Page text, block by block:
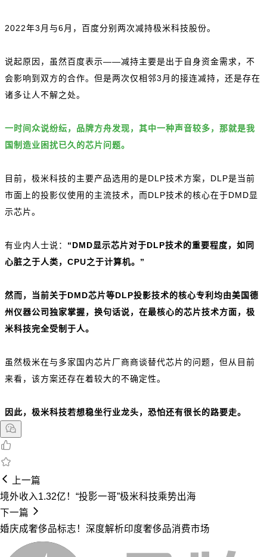
2022年3月与6月，百度分别两次减持极米科技股份。
说起原因，虽然百度表示——减持主要是出于自身资金需求，不
会影响到双方的合作。但是两次仅相邻3月的接连减持，还是存在
诸多让人不解之处。
一时间众说纷纭，品牌方舟发现，其中一种声音较多，那就是我
国制造业困扰已久的芯片问题。
目前，极米科技的主要产品选用的是DLP技术方案，DLP是当前
市面上的投影仪使用的主流技术，而DLP技术的核心在于DMD显
示芯片。
有业内人士说： “DMD显示芯片对于DLP技术的重要程度，如同
心脏之于人类，CPU之于计算机。”
然而，当前关于DMD芯片等DLP投影技术的核心专利均由美国德
州仪器公司独家掌握，换句话说，在最核心的芯片技术方面，极
米科技完全受制于人。
虽然极米在与多家国内芯片厂商商谈替代芯片的问题，但从目前
来看，该方案还存在着较大的不确定性。
因此，极米科技若想稳坐行业龙头，恐怕还有很长的路要走。
上一篇
境外收入1.32亿！“投影一哥”极米科技乘势出海
下一篇
婚庆成奢侈品标志！深度解析印度奢侈品消费市场